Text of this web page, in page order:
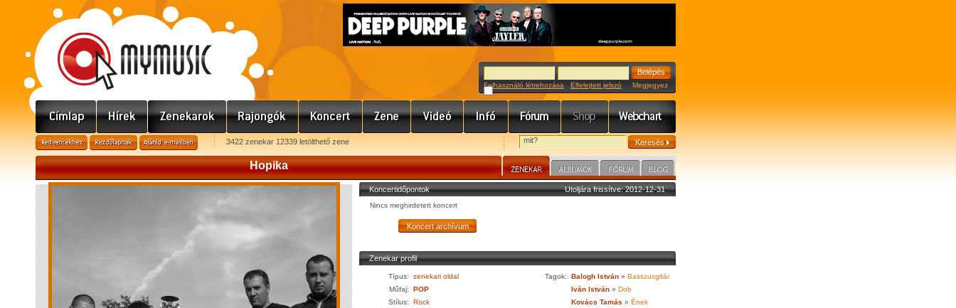
Felhasználó létrehozása Elfelejtett jelszó Megjegyez
3422 zenekar 12339 letölthető zene
Hopika
Utoljára frissítve: 2012-12-31
Koncertidőpontok
Nincs meghirdetett koncert
Zenekar profil
Típus:
zenekari oldal
Műfaj:
POP
Stílus:
Rock
Tagok: Balogh István » Basszusgitár
Iván István » Dob
Kovács Tamás » Ének